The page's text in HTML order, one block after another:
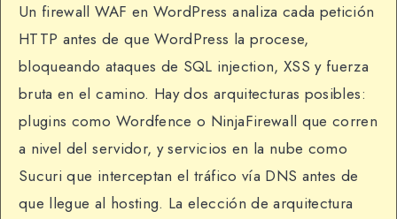
Un firewall WAF en WordPress analiza cada petición
HTTP antes de que WordPress la procese,
bloqueando ataques de SQL injection, XSS y fuerza
bruta en el camino. Hay dos arquitecturas posibles:
plugins como Wordfence o NinjaFirewall que corren
a nivel del servidor, y servicios en la nube como
Sucuri que interceptan el tráfico vía DNS antes de
que llegue al hosting. La elección de arquitectura